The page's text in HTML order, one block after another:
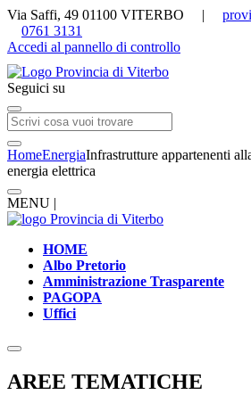
Via Saffi, 49 01100 VITERBO |
0761 3131
Accedi al pannello di controllo
Seguici su
HomeEnergiaInfrastrutture appartenenti
energia elettrica
MENU |
HOME
Albo Pretorio
Amministrazione Trasparente
PAGOPA
Uffici
AREE TEMATICHE